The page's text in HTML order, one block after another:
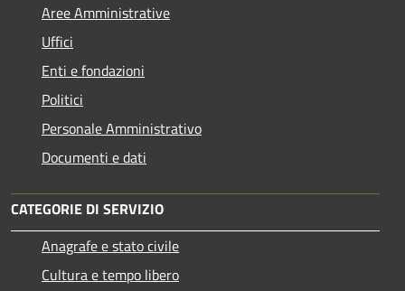
Aree Amministrative
Uffici
Enti e fondazioni
Politici
Personale Amministrativo
Documenti e dati
CATEGORIE DI SERVIZIO
Anagrafe e stato civile
Cultura e tempo libero